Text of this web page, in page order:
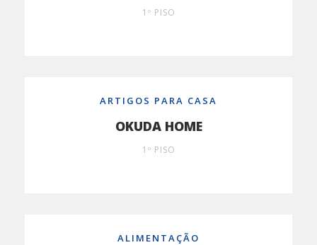
1º PISO
ARTIGOS PARA CASA
OKUDA HOME
1º PISO
ALIMENTAÇÃO